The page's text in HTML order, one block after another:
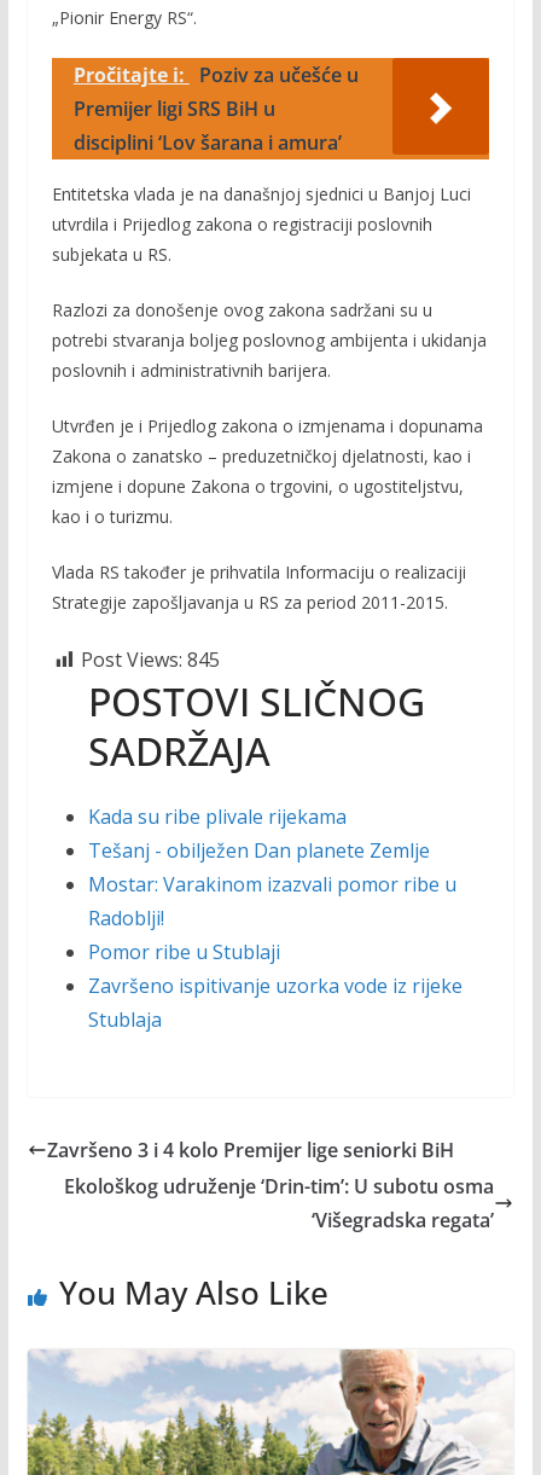
„Pionir Energy RS“.
Pročitajte i:
Poziv za učešće u
Premijer ligi SRS BiH u
disciplini ‘Lov šarana i amura’
Entitetska vlada je na današnjoj sjednici u Banjoj Luci
utvrdila i Prijedlog zakona o registraciji poslovnih
subjekata u RS.
Razlozi za donošenje ovog zakona sadržani su u
potrebi stvaranja boljeg poslovnog ambijenta i ukidanja
poslovnih i administrativnih barijera.
Utvrđen je i Prijedlog zakona o izmjenama i dopunama
Zakona o zanatsko – preduzetničkoj djelatnosti, kao i
izmjene i dopune Zakona o trgovini, o ugostiteljstvu,
kao i o turizmu.
Vlada RS također je prihvatila Informaciju o realizaciji
Strategije zapošljavanja u RS za period 2011-2015.
Post Views: 845
POSTOVI SLIČNOG
SADRŽAJA
Kada su ribe plivale rijekama
Tešanj - obilježen Dan planete Zemlje
Mostar: Varakinom izazvali pomor ribe u
Radoblji!
Pomor ribe u Stublaji
Završeno ispitivanje uzorka vode iz rijeke
Stublaja
Završeno 3 i 4 kolo Premijer lige seniorki BiH
Ekološkog udruženje ‘Drin-tim’: U subotu osma
‘Višegradska regata’
You May Also Like